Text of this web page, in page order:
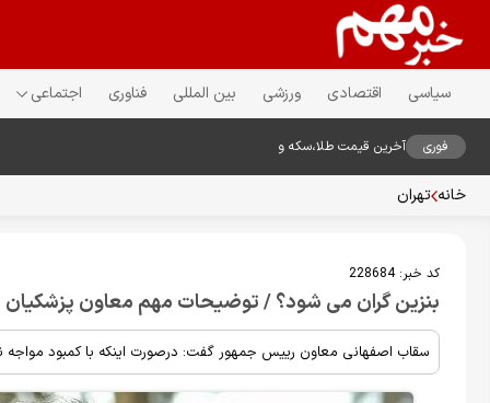
سیاسی اقتصادی ورزشی بین المللی فناوری اجتماعی
فوری
آخرین قیمت طلا،سکه و
خانه تهران
کد خبر:228684
بنزین گران می شود؟ / توضیحات مهم معاون پزشکیان
سقاب اصفهانی معاون رییس جمهور گفت: درصورت اینکه با کمبود مواجه